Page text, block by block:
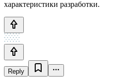
характеристики разработки.
Reply